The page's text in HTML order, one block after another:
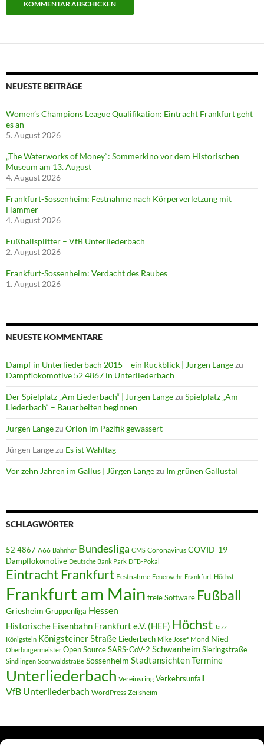
NEUESTE BEITRÄGE
Women’s Champions League Qualifikation: Eintracht Frankfurt geht
es an
5. August 2026
„The Waterworks of Money“: Sommerkino vor dem Historischen
Museum am 13. August
4. August 2026
Frankfurt-Sossenheim: Festnahme nach Körperverletzung mit
Hammer
4. August 2026
Fußballsplitter – VfB Unterliederbach
2. August 2026
Frankfurt-Sossenheim: Verdacht des Raubes
1. August 2026
NEUESTE KOMMENTARE
Dampf in Unterliederbach 2015 – ein Rückblick | Jürgen Langezu
Dampflokomotive 52 4867 in Unterliederbach
Der Spielplatz „Am Liederbach“ | Jürgen Langezu Spielplatz „Am
Liederbach“ – Bauarbeiten beginnen
Jürgen Langezu Orion im Pazifik gewassert
Jürgen Langezu Es ist Wahltag
Vor zehn Jahren im Gallus | Jürgen Langezu Im grünen Gallustal
SCHLAGWÖRTER
52 4867 A66 Bahnhof Bundesliga CMS Coronavirus COVID-19
Dampflokomotive Deutsche Bank Park DFB-Pokal
Eintracht Frankfurt Festnahme Feuerwehr Frankfurt-Höchst
Frankfurt am Main freie Software Fußball
Griesheim Gruppenliga Hessen
Historische Eisenbahn Frankfurt e.V. (HEF) Höchst Jazz
Königstein Königsteiner Straße Liederbach Mike Josef Mond Nied
Oberbürgermeister Open SourceSARS-CoV-2 SchwanheimSieringstraße
Sindlingen Soonwaldstraße Sossenheim StadtansichtenTermine
Unterliederbach Vereinsring Verkehrsunfall
VfB Unterliederbach WordPress Zeilsheim